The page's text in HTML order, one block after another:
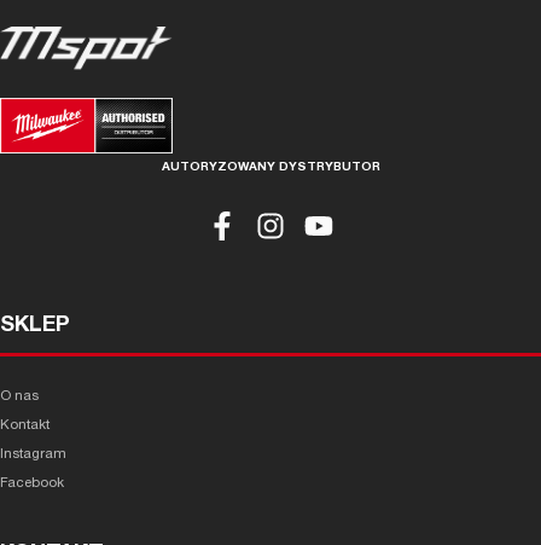
AUTORYZOWANY DYSTRYBUTOR
SKLEP
O nas
Kontakt
Instagram
Facebook